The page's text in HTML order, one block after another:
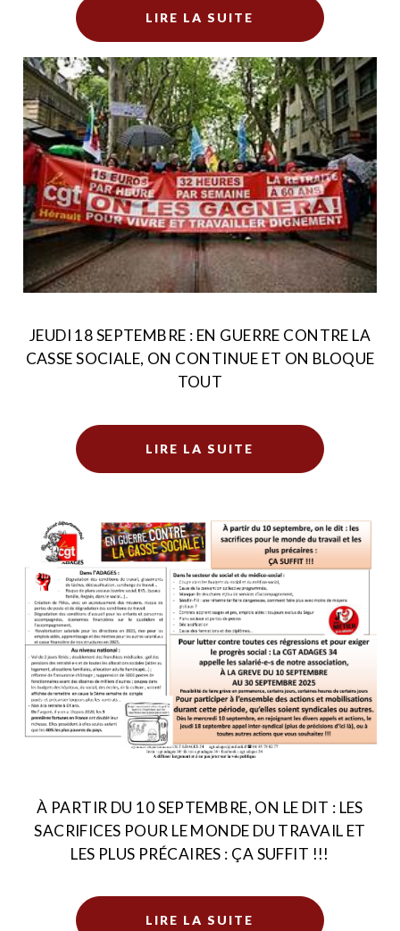
LIRE LA SUITE
JEUDI 18 SEPTEMBRE : EN GUERRE CONTRE LA
CASSE SOCIALE, ON CONTINUE ET ON BLOQUE
TOUT
LIRE LA SUITE
À PARTIR DU 10 SEPTEMBRE, ON LE DIT : LES
SACRIFICES POUR LE MONDE DU TRAVAIL ET
LES PLUS PRÉCAIRES : ÇA SUFFIT !!!
LIRE LA SUITE